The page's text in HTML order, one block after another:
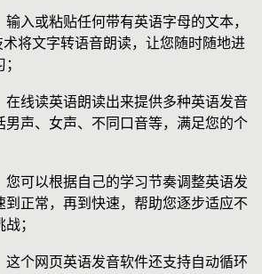
输入或粘贴任何带有英语字母的文本，
术将文字转语音朗读，让您随时随地进
在线读英语朗读出来提供多种英语发音
男声、女声、不同口音等，满足您的个
您可以根据自己的学习节奏调整英语发
到正常，再到快速，帮助您逐步适应不
；
这个网页英语发音软件还支持自动循环